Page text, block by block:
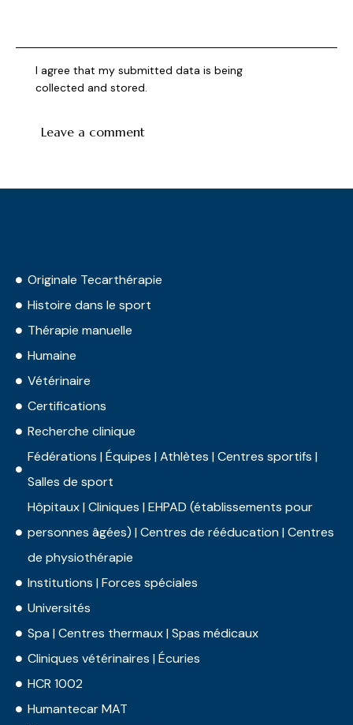
I agree that my submitted data is being
collected and stored.
Originale Tecarthérapie
Histoire dans le sport
Thérapie manuelle
Humaine
Vétérinaire
Certifications
Recherche clinique
Fédérations | Équipes | Athlètes | Centres sportifs |
Salles de sport
Hôpitaux | Cliniques | EHPAD (établissements pour
personnes âgées) | Centres de rééducation | Centres
de physiothérapie
Institutions | Forces spéciales
Universités
Spa | Centres thermaux | Spas médicaux
Cliniques vétérinaires | Écuries
HCR 1002
Humantecar MAT